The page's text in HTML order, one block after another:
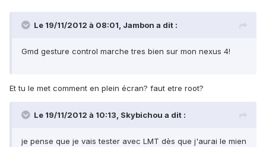
Le 19/11/2012 à 08:01, Jambon a dit :
Gmd gesture control marche tres bien sur mon nexus 4!
Et tu le met comment en plein écran? faut etre root?
Le 19/11/2012 à 10:13, Skybichou a dit :
je pense que je vais tester avec LMT dès que j'aurai le mien